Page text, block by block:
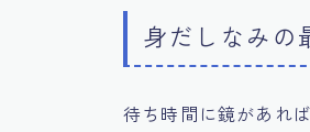
身だしなみの
待ち時間に鏡があれ